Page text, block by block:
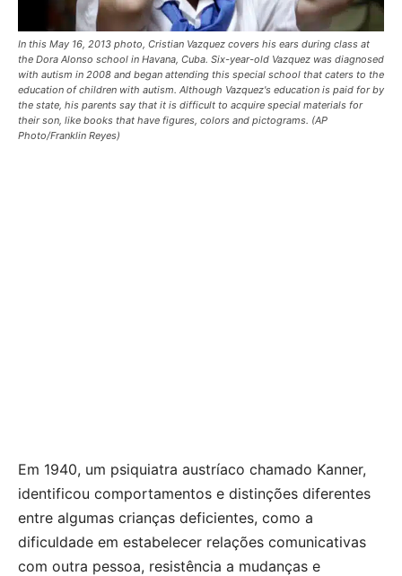
In this May 16, 2013 photo, Cristian Vazquez covers his ears during class at
the Dora Alonso school in Havana, Cuba. Six-year-old Vazquez was diagnosed
with autism in 2008 and began attending this special school that caters to the
education of children with autism. Although Vazquez's education is paid for by
the state, his parents say that it is difficult to acquire special materials for
their son, like books that have figures, colors and pictograms. (AP
Photo/Franklin Reyes)
Em 1940, um psiquiatra austríaco chamado Kanner,
identificou comportamentos e distinções diferentes
entre algumas crianças deficientes, como a
dificuldade em estabelecer relações comunicativas
com outra pessoa, resistência a mudanças e